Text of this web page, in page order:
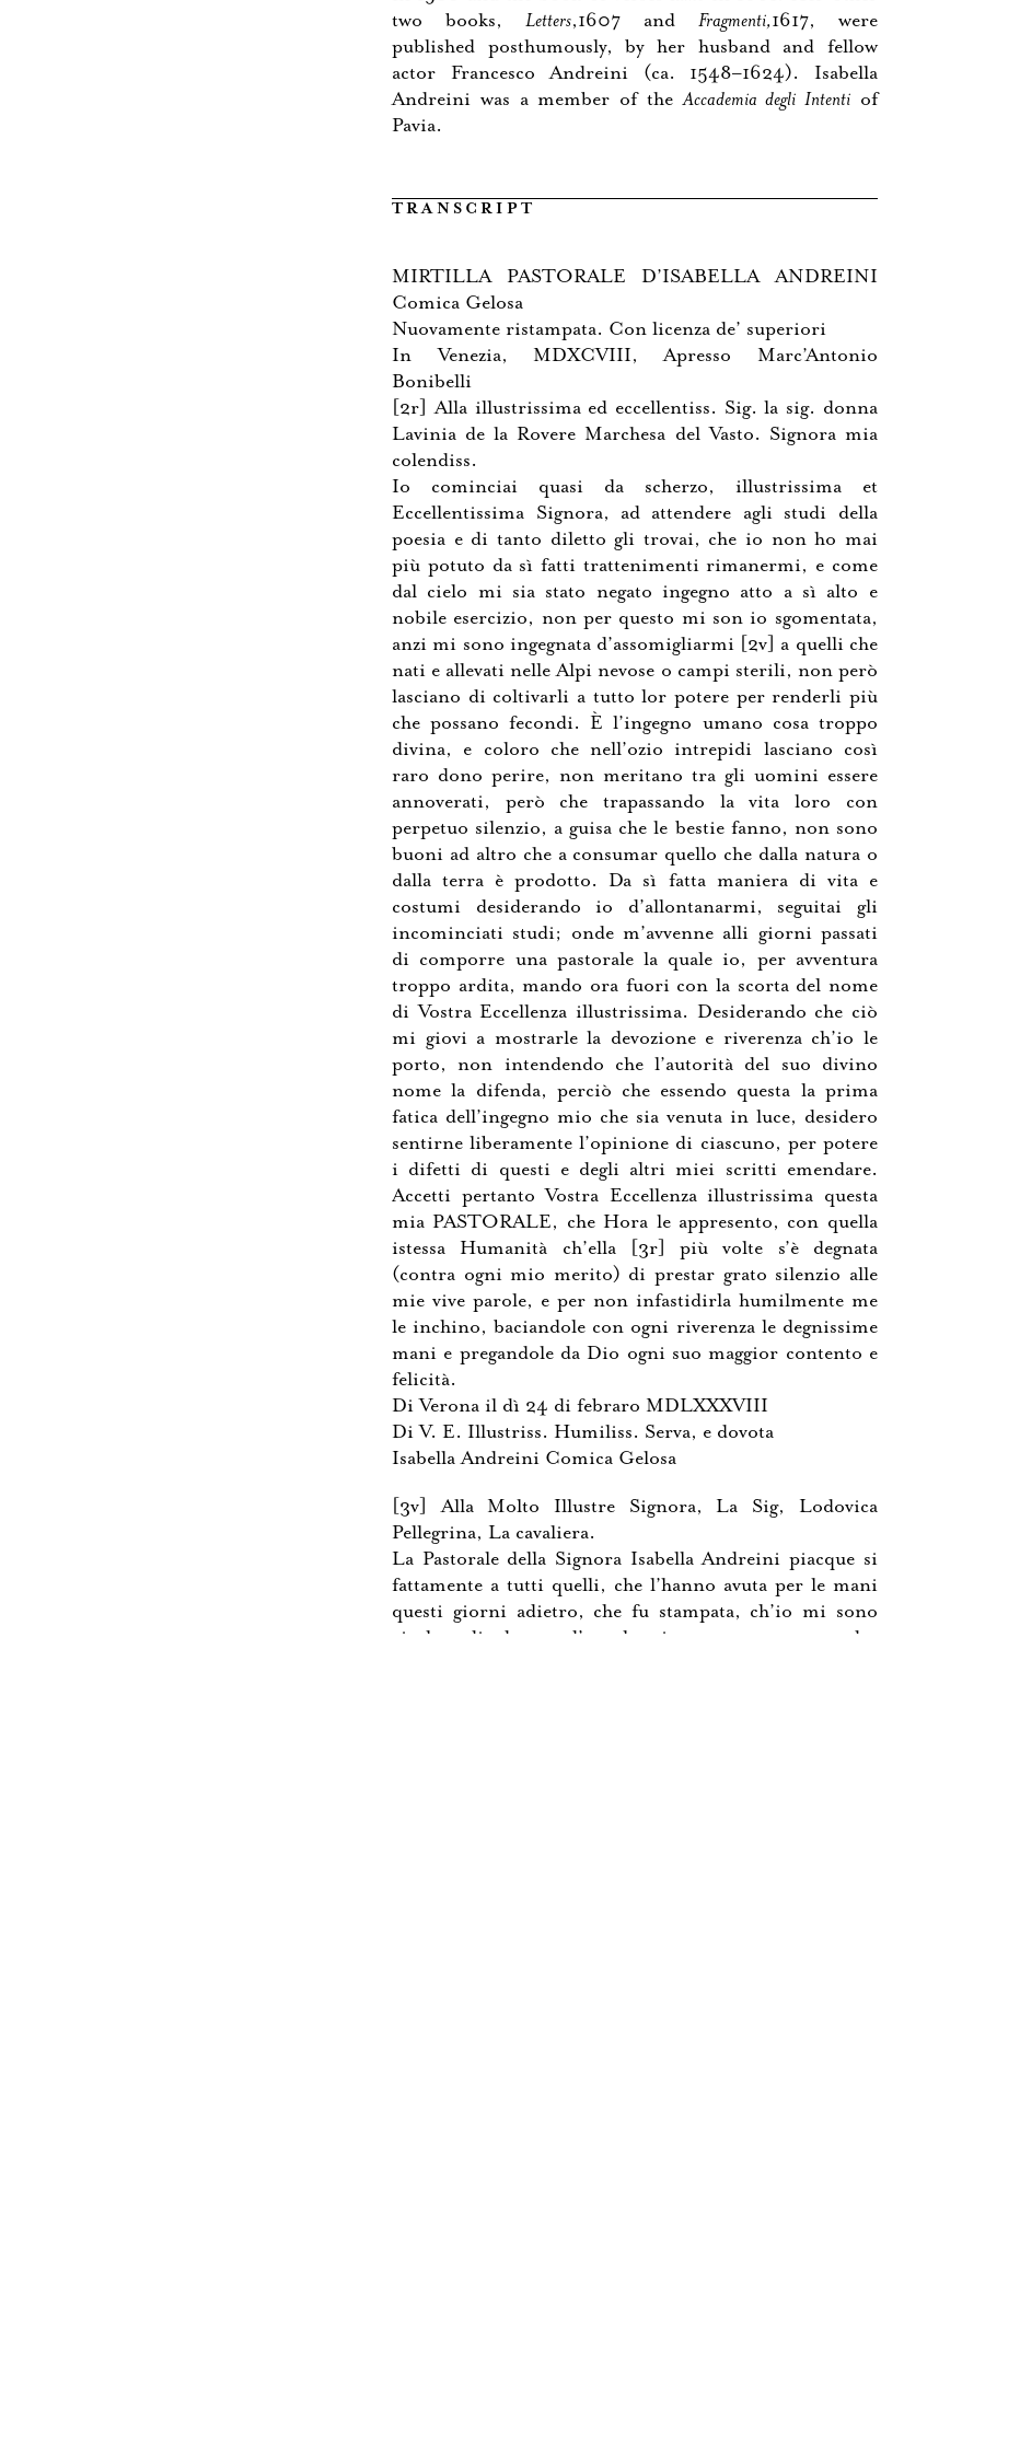
two books, Letters,1607 and Fragmenti,1617, were
published posthumously, by her husband and fellow
actor Francesco Andreini (ca. 1548–1624). Isabella
Andreini was a member of theAccademia degli Intenti of
Pavia.
TRANSCRIPT
MIRTILLA PASTORALE D’ISABELLA ANDREINI
Comica Gelosa
Nuovamente ristampata. Con licenza de’ superiori
In Venezia, MDXCVIII, Apresso Marc’Antonio
Bonibelli
[2r] Alla illustrissima ed eccellentiss. Sig. la sig. donna
Lavinia de la Rovere Marchesa del Vasto. Signora mia
colendiss.
Io cominciai quasi da scherzo, illustrissima et
Eccellentissima Signora, ad attendere agli studi della
poesia e di tanto diletto gli trovai, che io non ho mai
più potuto da sì fatti trattenimenti rimanermi, e come
dal cielo mi sia stato negato ingegno atto a sì alto e
nobile esercizio, non per questo mi son io sgomentata,
anzi mi sono ingegnata d’assomigliarmi [2v] a quelli che
nati e allevati nelle Alpi nevose o campi sterili, non però
lasciano di coltivarli a tutto lor potere per renderli più
che possano fecondi. È l’ingegno umano cosa troppo
divina, e coloro che nell’ozio intrepidi lasciano così
raro dono perire, non meritano tra gli uomini essere
annoverati, però che trapassando la vita loro con
perpetuo silenzio, a guisa che le bestie fanno, non sono
buoni ad altro che a consumar quello che dalla natura o
dalla terra è prodotto. Da sì fatta maniera di vita e
costumi desiderando io d’allontanarmi, seguitai gli
incominciati studi; onde m’avvenne alli giorni passati
di comporre una pastorale la quale io, per avventura
troppo ardita, mando ora fuori con la scorta del nome
di Vostra Eccellenza illustrissima. Desiderando che ciò
mi giovi a mostrarle la devozione e riverenza ch’io le
porto, non intendendo che l’autorità del suo divino
nome la difenda, perciò che essendo questa la prima
fatica dell’ingegno mio che sia venuta in luce, desidero
sentirne liberamente l’opinione di ciascuno, per potere
i difetti di questi e degli altri miei scritti emendare.
Accetti pertanto Vostra Eccellenza illustrissima questa
mia PASTORALE, che Hora le appresento, con quella
istessa Humanità ch’ella [3r] più volte s’è degnata
(contra ogni mio merito) di prestar grato silenzio alle
mie vive parole, e per non infastidirla humilmente me
le inchino, baciandole con ogni riverenza le degnissime
mani e pregandole da Dio ogni suo maggior contento e
felicità.
Di Verona il dì 24 di febraro MDLXXXVIII
Di V. E. Illustriss. Humiliss. Serva, e dovota
Isabella Andreini Comica Gelosa
[3v] Alla Molto Illustre Signora, La Sig, Lodovica
Pellegrina, La cavaliera.
La Pastorale della Signora Isabella Andreini piacque si
fattamente a tutti quelli, che l’hanno avuta per le mani
questi giorni adietro, che fu stampata, ch’io mi sono
risoluto di adornar d’essa le mie stampe, et apresso dar